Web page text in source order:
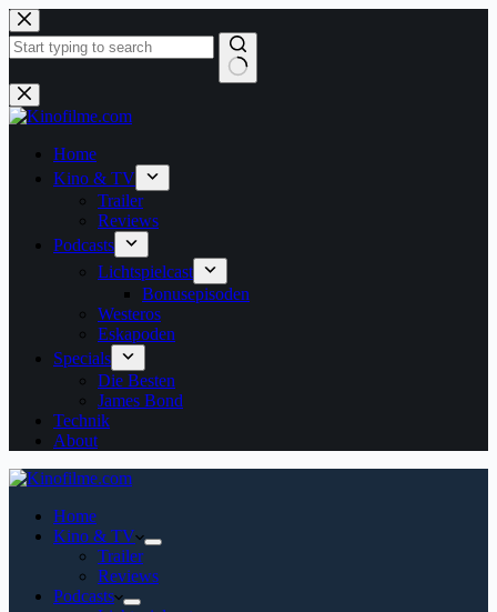
Zum
Inhalt
springen
Keine
Ergebnisse
Home
Kino & TV
Trailer
Reviews
Podcasts
Lichtspielcast
Bonusepisoden
Westeros
Eskapoden
Specials
Die Besten
James Bond
Technik
About
Home
Kino & TV
Trailer
Reviews
Podcasts